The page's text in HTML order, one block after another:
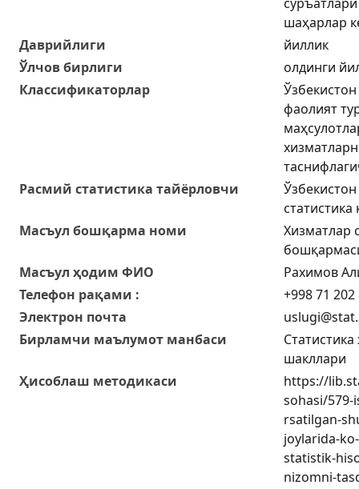
шаҳарлар
Даврийлиги
йиллик
Ўлчов бирлиги
олдинги
Классификаторлар
фаолият
Расмий статистика тайёрловчи
статистика
Масъул бошқарма номи
Хизматлар
Масъул ҳодим ФИО
Рахимов
Телефон рақами :
+998 71 202
Электрон почта
Бирламчи маълумот манбаси
шакллари
Ҳисоблаш методикаси
https://
sohasi/
rsatilgan-
joylarida-
statistik-
nizomni-